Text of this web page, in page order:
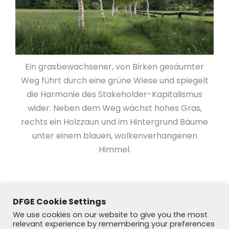
Ein grasbewachsener, von Birken gesäumter
Weg führt durch eine grüne Wiese und spiegelt
die Harmonie des Stakeholder-Kapitalismus
wider. Neben dem Weg wächst hohes Gras,
rechts ein Holzzaun und im Hintergrund Bäume
unter einem blauen, wolkenverhangenen
Himmel.
DFGE Cookie Settings
We use cookies on our website to give you the most
relevant experience by remembering your preferences